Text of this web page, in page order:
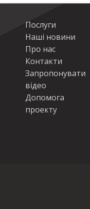
Послуги
Наші новини
Про нас
Контакти
Запропонувати
відео
Допомога
проекту